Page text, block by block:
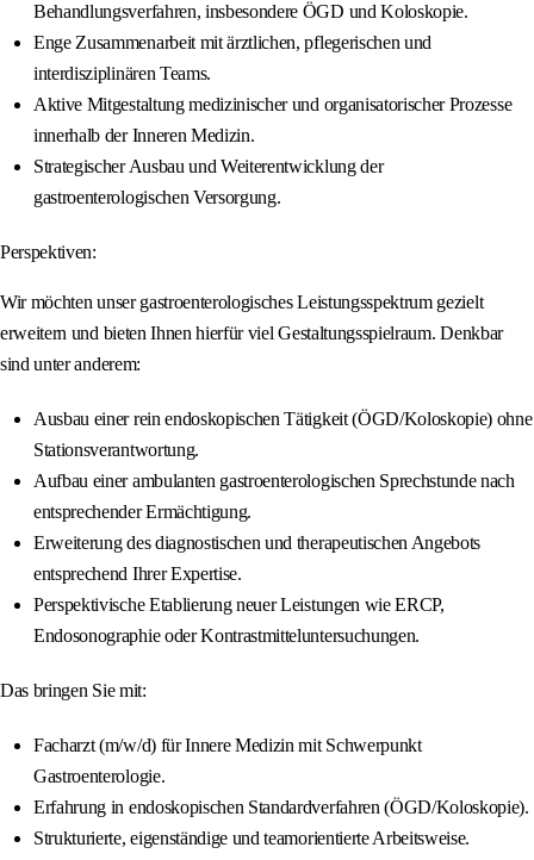
Behandlungsverfahren, insbesondere ÖGD und Koloskopie.
Enge Zusammenarbeit mit ärztlichen, pflegerischen und
interdisziplinären Teams.
Aktive Mitgestaltung medizinischer und organisatorischer Prozesse
innerhalb der Inneren Medizin.
Strategischer Ausbau und Weiterentwicklung der
gastroenterologischen Versorgung.
Perspektiven:
Wir möchten unser gastroenterologisches Leistungsspektrum gezielt
erweitern und bieten Ihnen hierfür viel Gestaltungsspielraum. Denkbar
sind unter anderem:
Ausbau einer rein endoskopischen Tätigkeit (ÖGD/Koloskopie) ohne
Stationsverantwortung.
Aufbau einer ambulanten gastroenterologischen Sprechstunde nach
entsprechender Ermächtigung.
Erweiterung des diagnostischen und therapeutischen Angebots
entsprechend Ihrer Expertise.
Perspektivische Etablierung neuer Leistungen wie ERCP,
Endosonographie oder Kontrastmitteluntersuchungen.
Das bringen Sie mit:
Facharzt (m/w/d) für Innere Medizin mit Schwerpunkt
Gastroenterologie.
Erfahrung in endoskopischen Standardverfahren (ÖGD/Koloskopie).
Strukturierte, eigenständige und teamorientierte Arbeitsweise.